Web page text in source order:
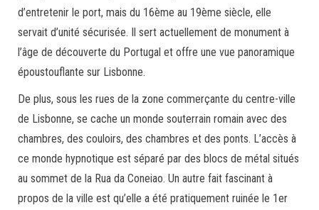
d’entretenir le port, mais du 16ème au 19ème siècle, elle
servait d’unité sécurisée. Il sert actuellement de monument à
l’âge de découverte du Portugal et offre une vue panoramique
époustouflante sur Lisbonne.
De plus, sous les rues de la zone commerçante du centre-ville
de Lisbonne, se cache un monde souterrain romain avec des
chambres, des couloirs, des chambres et des ponts. L’accès à
ce monde hypnotique est séparé par des blocs de métal situés
au sommet de la Rua da Coneiao. Un autre fait fascinant à
propos de la ville est qu’elle a été pratiquement ruinée le 1er